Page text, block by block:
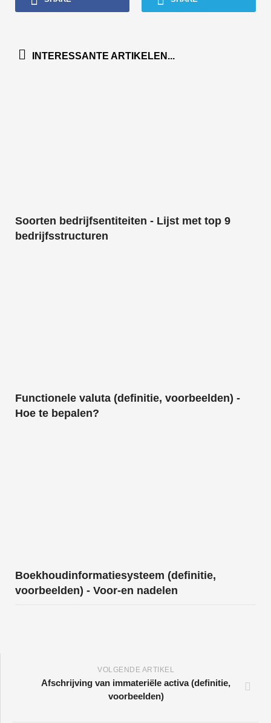
INTERESSANTE ARTIKELEN...
Soorten bedrijfsentiteiten - Lijst met top 9
bedrijfsstructuren
Functionele valuta (definitie, voorbeelden) -
Hoe te bepalen?
Boekhoudinformatiesysteem (definitie,
voorbeelden) - Voor-en nadelen
VOLGENDE ARTIKEL
Afschrijving van immateriële activa (definitie,
voorbeelden)